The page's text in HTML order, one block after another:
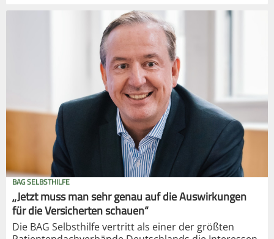
BAG SELBSTHILFE
„Jetzt muss man sehr genau auf die Auswirkungen
für die Versicherten schauen“
Die BAG Selbsthilfe vertritt als einer der größten